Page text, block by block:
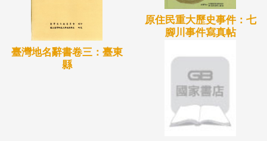
臺灣地名辭書卷三：臺東
縣
原住民重大歷史事件：七
腳川事件寫真帖